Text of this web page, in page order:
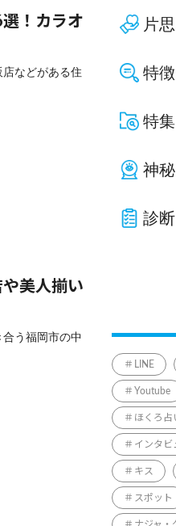
！カラオ
などがある住
美人揃い
う福岡市の中
片
特徴
特集
神秘
診断
LINE
Youtube
ほくろ占
インタビ
キス
スポット